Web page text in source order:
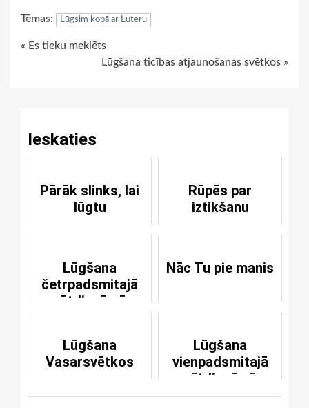
Tēmas:
Lūgsim kopā ar Luteru
Continue
« Es tieku meklēts
Lūgšana ticības atjaunošanas svētkos »
Ieskaties
Pārāk slinks, lai
lūgtu
Rūpēs par
iztikšanu
Lūgšana
četrpadsmitajā
svētdienā pēc
Nāc Tu pie manis
Lūgšana
Vasarsvētkos
Lūgšana
vienpadsmitajā
svētdienā pēc
svētās Trijādības